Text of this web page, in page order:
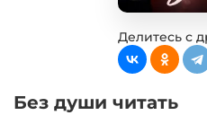
Делитесь с
Без души читать